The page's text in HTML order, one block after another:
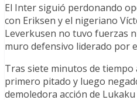
El Inter siguió perdonando
con Eriksen y el nigeriano
Leverkusen no tuvo fuerzas
muro defensivo liderado por
Tras siete minutos de
primero pitado y luego
demoledora acción de